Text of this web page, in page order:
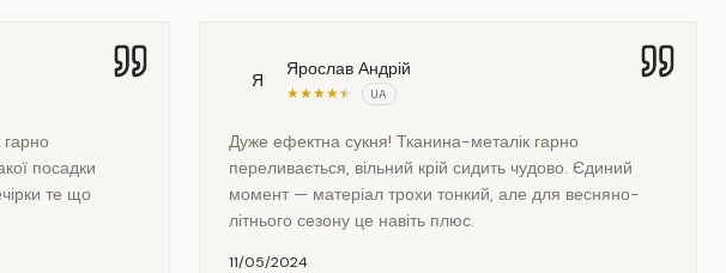
посадки
те що
Я
Ярослав Андрій
★★★★★ UA
Дуже ефектна сукня! Тканина-металік гарно
переливається, вільний крій сидить чудово. Єдиний
момент — матеріал трохи тонкий, але для весняно-
літнього сезону це навіть плюс.
11/05/2024